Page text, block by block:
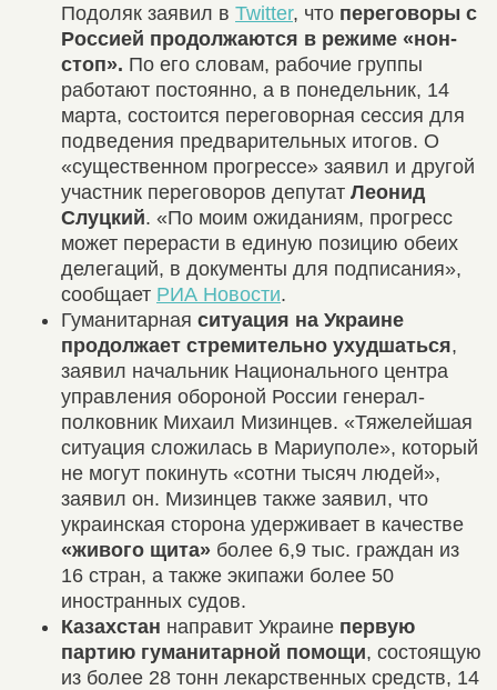
Подоляк заявил в Twitter, что переговоры с
Россией продолжаются в режиме «нон-
стоп». По его словам, рабочие группы
работают постоянно, а в понедельник, 14
марта, состоится переговорная сессия для
подведения предварительных итогов. О
«существенном прогрессе» заявил и другой
участник переговоров депутат Леонид
Слуцкий. «По моим ожиданиям, прогресс
может перерасти в единую позицию обеих
делегаций, в документы для подписания»,
сообщает РИА Новости.
Гуманитарная ситуация на Украине
продолжает стремительно ухудшаться,
заявил начальник Национального центра
управления обороной России генерал-
полковник Михаил Мизинцев. «Тяжелейшая
ситуация сложилась в Мариуполе», который
не могут покинуть «сотни тысяч людей»,
заявил он. Мизинцев также заявил, что
украинская сторона удерживает в качестве
«живого щита» более 6,9 тыс. граждан из
16 стран, а также экипажи более 50
иностранных судов.
Казахстан направит Украине первую
партию гуманитарной помощи, состоящую
из более 28 тонн лекарственных средств, 14